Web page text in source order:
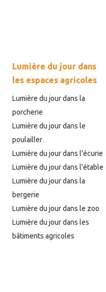
Lumière du jour dans
les espaces agricoles
Lumière du jour dans la
porcherie
Lumière du jour dans le
poulailler
Lumière du jour dans l'écurie
Lumière du jour dans l'étable
Lumière du jour dans la
bergerie
Lumière du jour dans le zoo
Lumière du jour dans les
bâtiments agricoles